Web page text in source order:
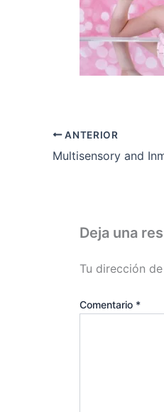
ANTERIOR
Multisensory and
Deja una
Tu dirección
Comentario *